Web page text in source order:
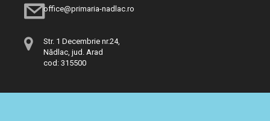
office@primaria-nadlac.ro
Str. 1 Decembrie nr.24,
Nădlac, jud. Arad
cod: 315500